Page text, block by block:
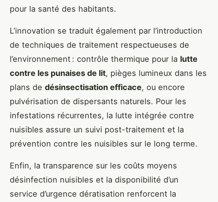
pour la santé des habitants.
L’innovation se traduit également par l’introduction
de techniques de traitement respectueuses de
l’environnement : contrôle thermique pour la lutte
contre les punaises de lit, pièges lumineux dans les
plans de désinsectisation efficace, ou encore
pulvérisation de dispersants naturels. Pour les
infestations récurrentes, la lutte intégrée contre
nuisibles assure un suivi post-traitement et la
prévention contre les nuisibles sur le long terme.
Enfin, la transparence sur les coûts moyens
désinfection nuisibles et la disponibilité d’un
service d’urgence dératisation renforcent la